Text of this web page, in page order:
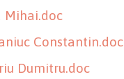
Mihai.doc
Constantin.doc
Dumitru.doc